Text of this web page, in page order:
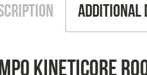
Additional
kineticore